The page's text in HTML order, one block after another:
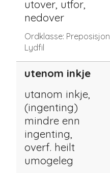
utover, utfor,
nedover
Ordklasse: Preposisjon
Lydfil
utenom inkje
utanom inkje,
(ingenting)
mindre enn
ingenting,
overf. heilt
umogeleg